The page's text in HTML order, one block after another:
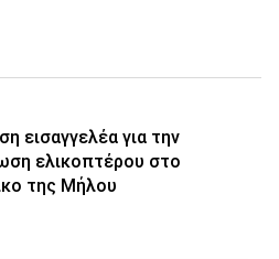
εισαγγελέα για την
ελικοπτέρου στο
της Μήλου